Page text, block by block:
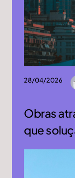
28/04/2026
Obras
que